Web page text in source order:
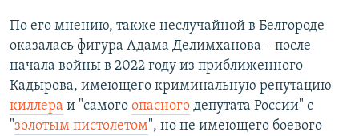
По его мнению, также неслучайной в Белгороде
оказалась фигура Адама Делимханова – после
начала войны в 2022 году из приближенного
Кадырова, имеющего криминальную репутацию
киллера и "самого опасного депутата России" с
"золотым пистолетом", но не имеющего боевого